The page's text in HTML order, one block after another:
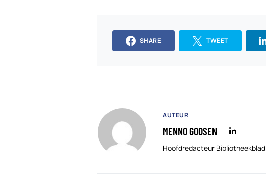
SHARE TWEET
AUTEUR
MENNO GOOSEN
Hoofdredacteur Bibliotheekblad